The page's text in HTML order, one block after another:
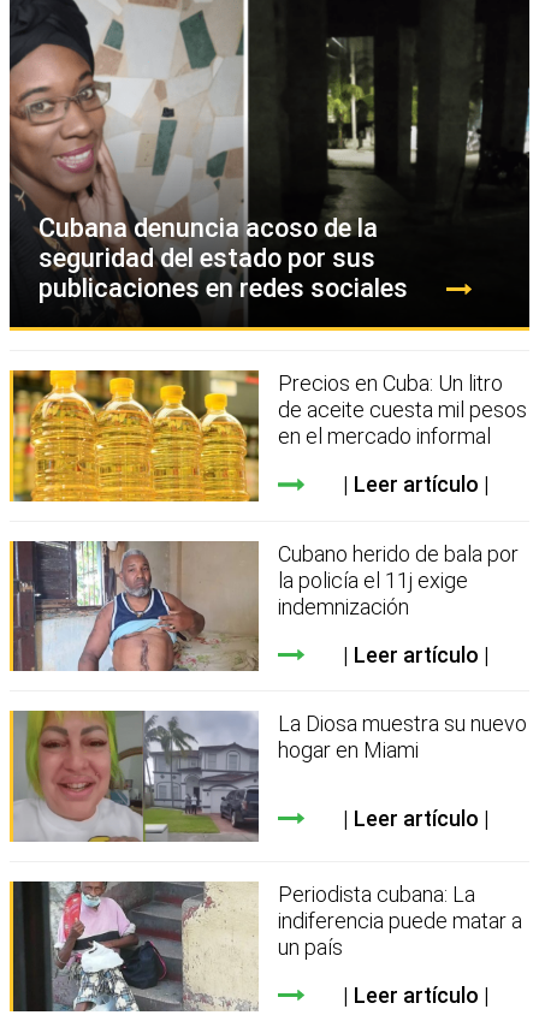
Cubana denuncia acoso de la
seguridad del estado por sus
publicaciones en redes sociales
Precios en Cuba: Un litro
de aceite cuesta mil pesos
en el mercado informal
Leer artículo
Cubano herido de bala por
la policía el 11j exige
indemnización
Leer artículo
La Diosa muestra su nuevo
hogar en Miami
Leer artículo
Periodista cubana: La
indiferencia puede matar a
un país
Leer artículo